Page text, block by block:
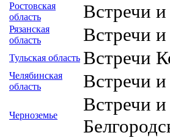
Ростовская
область
Встречи
Рязанская
область
Встречи
Тульская область Встречи
Челябинская
область
Встречи
Черноземье
Встречи